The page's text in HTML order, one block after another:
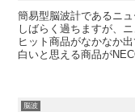
簡易型脳波計であるニ
しばらく過ちますが、
ヒット商品がなかなか
白いと思える商品が
脳波